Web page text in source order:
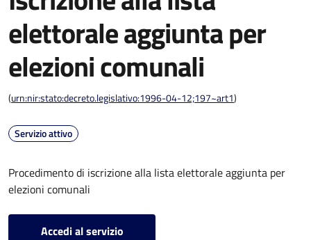
elettorale aggiunta per
elezioni comunali
(urn:nir:stato:decreto.legislativo:1996-04-12;197~art1)
Servizio attivo
Procedimento di iscrizione alla lista elettorale aggiunta per
elezioni comunali
Accedi al servizio